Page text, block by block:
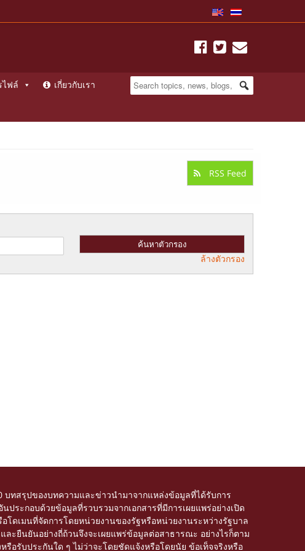
ไฟล์ เกี่ยวกับเรา
RSS Feed
ล้างตัวกรอง
บทสรุปของบทความและข่าวนำมาจากแหล่งข้อมูลที่ได้รับการ
ระกอบด้วยข้อมูลที่รวบรวมจากเอกสารที่มีการเผยแพร่อย่างเปิด
โดเมนที่จัดการโดยหน่วยงานของรัฐหรือหน่วยงานระหว่างรัฐบาล
ะยืนยันอย่างถี่ถ้วนจึงจะเผยแพร่ข้อมูลต่อสาธารณะ อย่างไรก็ตาม
อรับประกันใด ๆ ไม่ว่าจะโดยชัดแจ้งหรือโดยนัย ข้อเท็จจริงหรือ